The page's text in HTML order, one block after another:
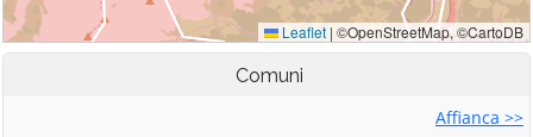
Comuni
Affianca >>